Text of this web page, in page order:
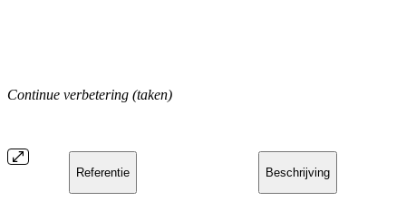
Continue verbetering (taken)
Referentie Beschrijving